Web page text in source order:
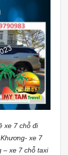
xe 7 chỗ đi
xe 7
– xe 7 chỗ taxi